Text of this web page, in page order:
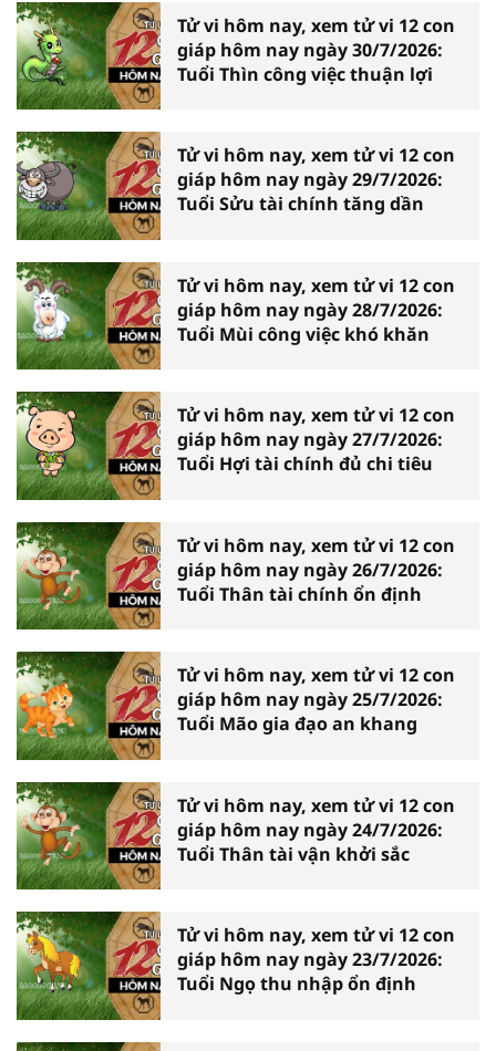
Tử vi hôm nay, xem tử vi 12 con
giáp hôm nay ngày 30/7/2026:
Tuổi Thìn công việc thuận lợi
Tử vi hôm nay, xem tử vi 12 con
giáp hôm nay ngày 29/7/2026:
Tuổi Sửu tài chính tăng dần
Tử vi hôm nay, xem tử vi 12 con
giáp hôm nay ngày 28/7/2026:
Tuổi Mùi công việc khó khăn
Tử vi hôm nay, xem tử vi 12 con
giáp hôm nay ngày 27/7/2026:
Tuổi Hợi tài chính đủ chi tiêu
Tử vi hôm nay, xem tử vi 12 con
giáp hôm nay ngày 26/7/2026:
Tuổi Thân tài chính ổn định
Tử vi hôm nay, xem tử vi 12 con
giáp hôm nay ngày 25/7/2026:
Tuổi Mão gia đạo an khang
Tử vi hôm nay, xem tử vi 12 con
giáp hôm nay ngày 24/7/2026:
Tuổi Thân tài vận khởi sắc
Tử vi hôm nay, xem tử vi 12 con
giáp hôm nay ngày 23/7/2026:
Tuổi Ngọ thu nhập ổn định